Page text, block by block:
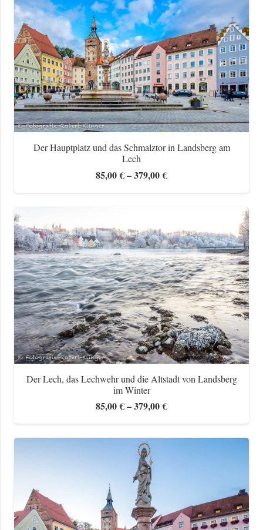
Der Hauptplatz und das Schmalztor in Landsberg am
Lech
85,00€–379,00€Preisspanne:
85,00 €
Der Lech, das Lechwehr und die Altstadt von Landsberg
im Winter
85,00€–379,00€Preisspanne:
85,00 €
bis